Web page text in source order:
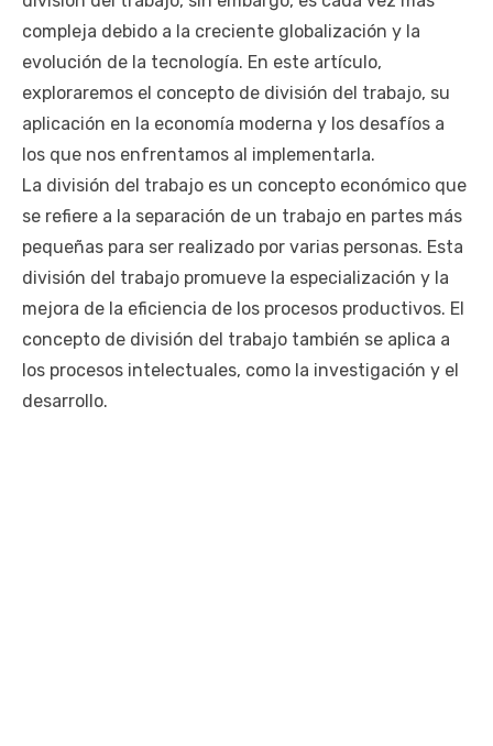
compleja debido a la creciente globalización y la
evolución de la tecnología. En este artículo,
exploraremos el concepto de división del trabajo, su
aplicación en la economía moderna y los desafíos a
los que nos enfrentamos al implementarla.
La división del trabajo es un concepto económico que
se refiere a la separación de un trabajo en partes más
pequeñas para ser realizado por varias personas. Esta
división del trabajo promueve la especialización y la
mejora de la eficiencia de los procesos productivos. El
concepto de división del trabajo también se aplica a
los procesos intelectuales, como la investigación y el
desarrollo.